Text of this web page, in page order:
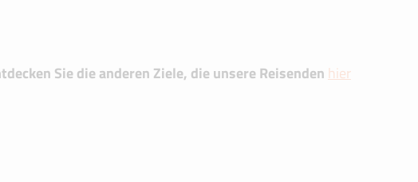
Sie die anderen Ziele, die unsere Reisenden hier